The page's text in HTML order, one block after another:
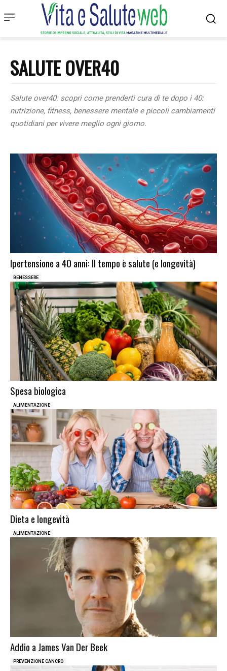
SALUTE OVER40
Salute over40: scopri come prenderti cura di te dopo i 40:
nutrizione, fitness, benessere mentale e piccoli cambiamenti
quotidiani per vivere meglio ogni giorno.
Ipertensione a 40 anni: Il tempo è salute (e longevità)
BENESSERE
Spesa biologica
ALIMENTAZIONE
Dieta e longevità
ALIMENTAZIONE
Addio a James Van Der Beek
PREVENZIONE CANCRO